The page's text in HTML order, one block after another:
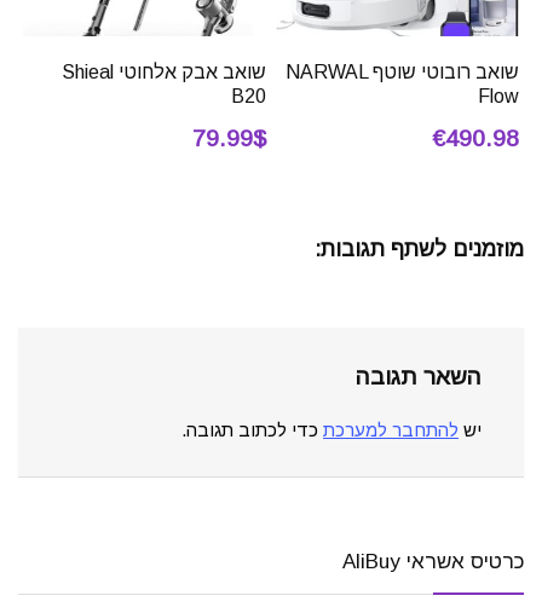
שואב רובוטי שוטף NARWAL
Flow
€490.98
שואב אבק אלחוטי Shieal
B20
79.99$
מוזמנים לשתף תגובות:
השאר תגובה
יש להתחבר למערכת כדי לכתוב תגובה.
כרטיס אשראי AliBuy